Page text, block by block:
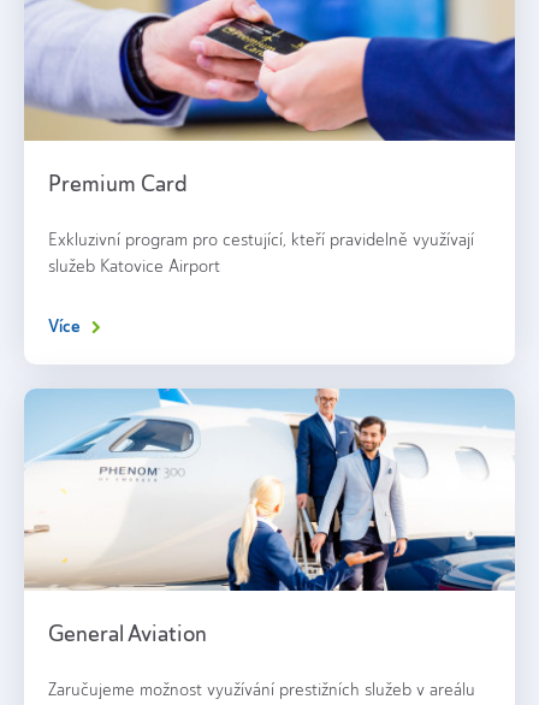
Premium Card
Exkluzivní program pro cestující, kteří pravidelně využívají
služeb Katovice Airport
Více
General Aviation
Zaručujeme možnost využívání prestižních služeb v areálu